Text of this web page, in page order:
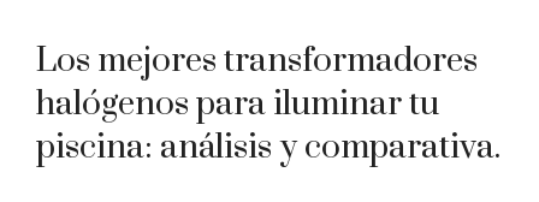
Los mejores transformadores
halógenos para iluminar tu
piscina: análisis y comparativa.